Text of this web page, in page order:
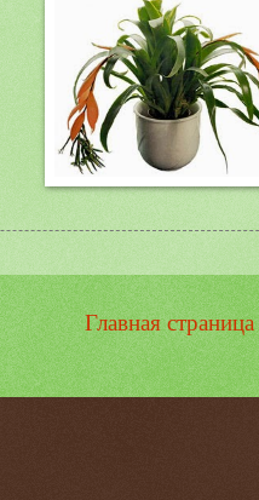
Главная страница